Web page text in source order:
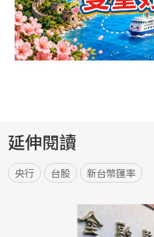
延伸閱讀
央行 台股 新台幣匯率